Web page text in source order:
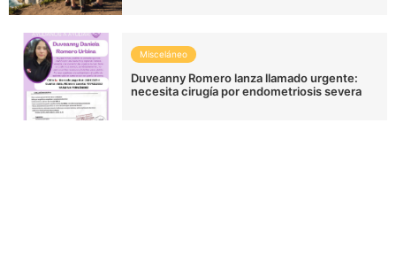
Misceláneo
Duveanny Romero lanza llamado urgente:
necesita cirugía por endometriosis severa